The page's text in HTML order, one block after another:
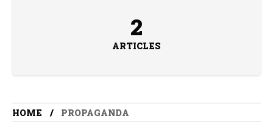
2
ARTICLES
HOME PROPAGANDA